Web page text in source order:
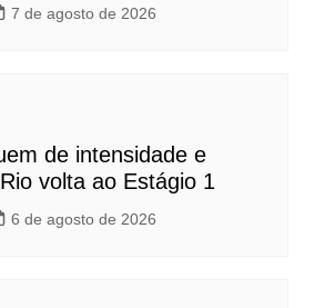
7 de agosto de 2026
de intensidade e
volta ao Estágio 1
6 de agosto de 2026